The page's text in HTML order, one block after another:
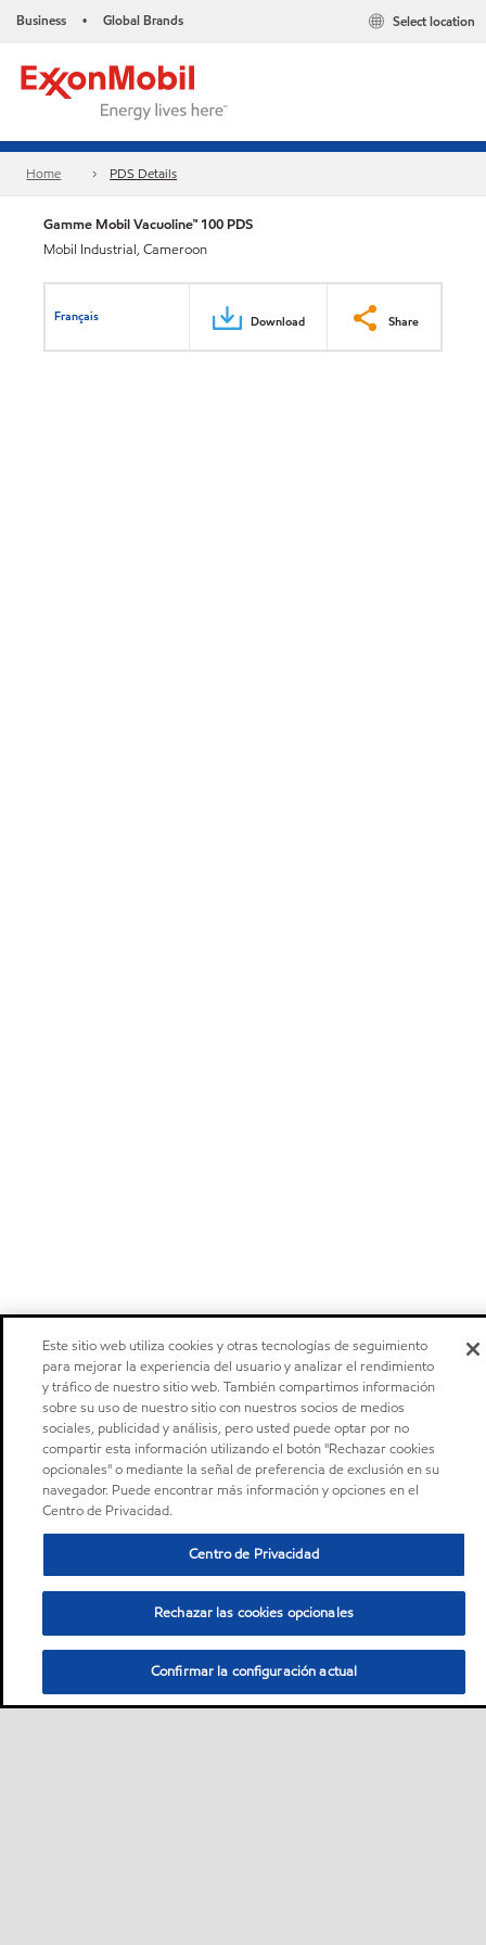
Business • Global Brands Select location
Home PDS Details
Gamme Mobil Vacuoline™ 100 PDS
Mobil Industrial, Cameroon
Français Download Share
Este sitio web utiliza cookies y otras tecnologías de seguimiento
para mejorar la experiencia del usuario y analizar el rendimiento
y tráfico de nuestro sitio web. También compartimos información
sobre su uso de nuestro sitio con nuestros socios de medios
sociales, publicidad y análisis, pero usted puede optar por no
compartir esta información utilizando el botón "Rechazar cookies
opcionales" o mediante la señal de preferencia de exclusión en su
navegador. Puede encontrar más información y opciones en el
Centro de Privacidad.
Centro de Privacidad
Rechazar las cookies opcionales
Confirmar la configuración actual